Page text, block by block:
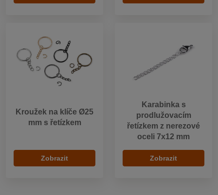
Kroužek na klíče Ø25
mm s řetízkem
Zobrazit
Karabinka s
prodlužovacím
řetízkem z nerezové
oceli 7x12 mm
Zobrazit